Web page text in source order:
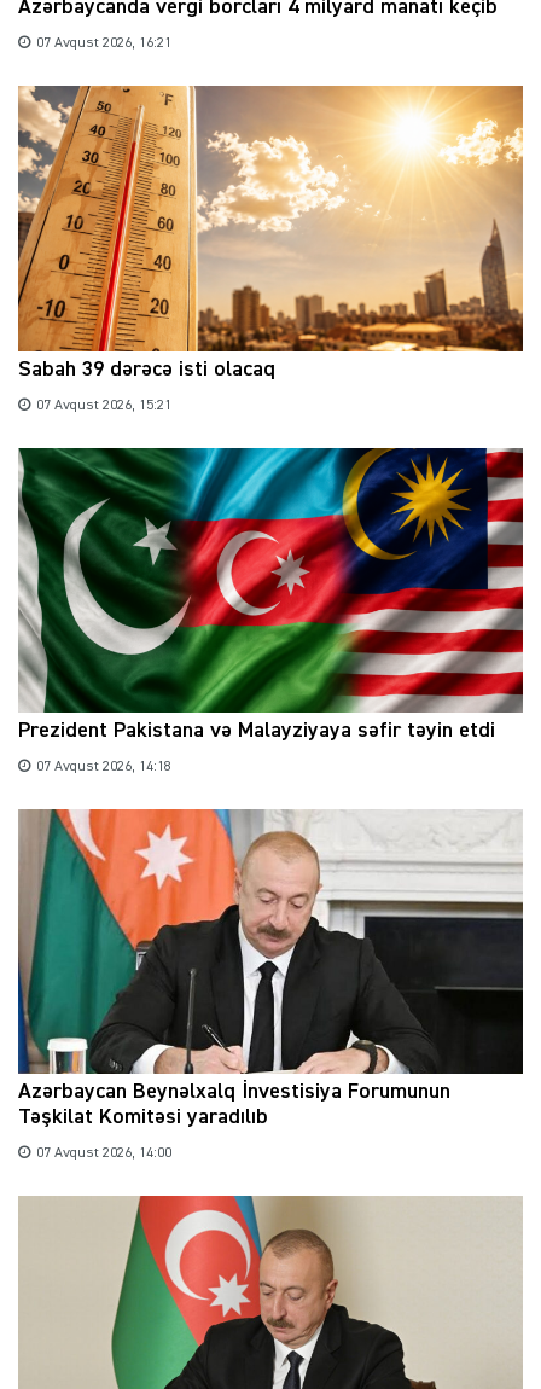
Azərbaycanda vergi borcları 4 milyard manatı keçib
07 Avqust 2026, 16:21
Sabah 39 dərəcə isti olacaq
07 Avqust 2026, 15:21
Prezident Pakistana və Malayziyaya səfir təyin etdi
07 Avqust 2026, 14:18
Azərbaycan Beynəlxalq İnvestisiya Forumunun
Təşkilat Komitəsi yaradılıb
07 Avqust 2026, 14:00